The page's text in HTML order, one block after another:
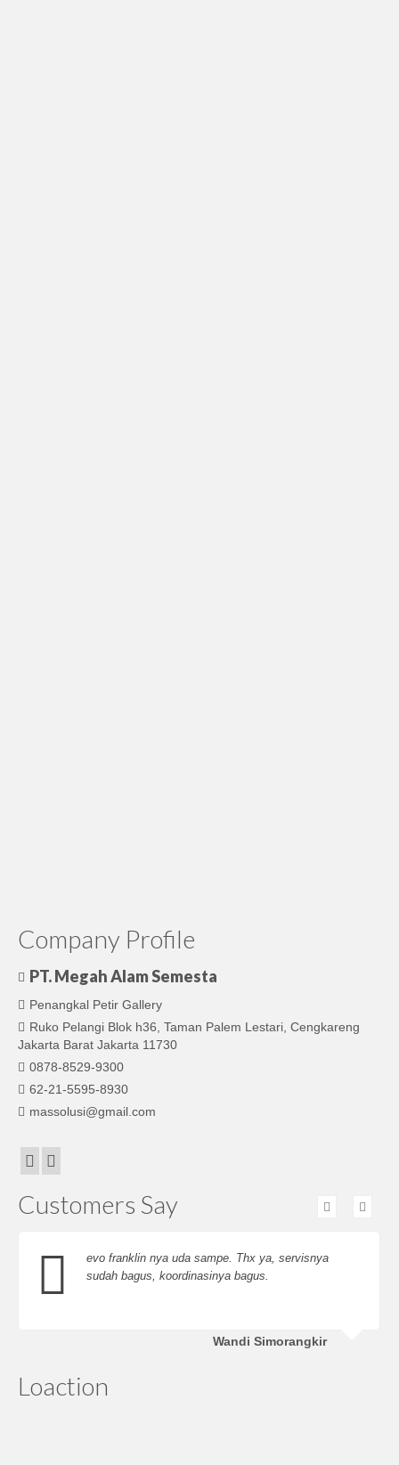
Company Profile
PT. Megah Alam Semesta
Penangkal Petir Gallery
Ruko Pelangi Blok h36, Taman Palem Lestari, Cengkareng
Jakarta Barat Jakarta 11730
0878-8529-9300
62-21-5595-8930
massolusi@gmail.com
Customers Say
evo franklin nya uda sampe. Thx ya, servisnya
sudah bagus, koordinasinya bagus.
Wandi Simorangkir
Loaction